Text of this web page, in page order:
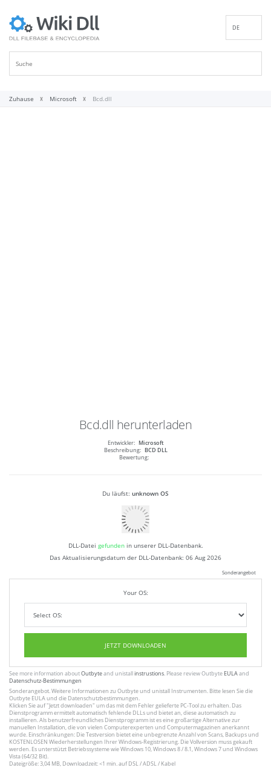
DE
Zuhause Microsoft Bcd.dll
Bcd.dll herunterladen
Entwickler: Microsoft
Beschreibung: BCD DLL
Bewertung:
Du läufst: unknown OS
DLL-Datei gefunden in unserer DLL-Datenbank.
Das Aktualisierungsdatum der DLL-Datenbank: 06 Aug 2026
Sonderangebot
Your OS:
JETZT DOWNLOADEN
See more information aboutOutbyteand unistallinstrustions. Please review Outbyte EULAand
Datenschutz-Bestimmungen
Sonderangebot. Weitere Informationen zu Outbyteund unistall Instrumenten. Bitte lesen Sie die
Outbyte EULAund die Datenschutzbestimmungen.
Klicken Sie auf"Jetzt downloaden" um das mit dem Fehler gelieferte PC-Tool zu erhalten. Das
Dienstprogramm ermittelt automatisch fehlende DLLs und bietet an, diese automatisch zu
installieren. Als benutzerfreundliches Dienstprogramm ist es eine großartige Alternative zur
manuellen Installation, die von vielen Computerexperten und Computermagazinen anerkannt
wurde. Einschränkungen: Die Testversion bietet eine unbegrenzte Anzahl von Scans, Backups und
KOSTENLOSEN Wiederherstellungen Ihrer Windows-Registrierung. Die Vollversion muss gekauft
werden. Es unterstützt Betriebssysteme wie Windows 10, Windows 8 / 8.1, Windows 7 und Windows
Vista (64/32 Bit).
Dateigröße: 3,04 MB, Downloadzeit: <1 min. auf DSL / ADSL / Kabel